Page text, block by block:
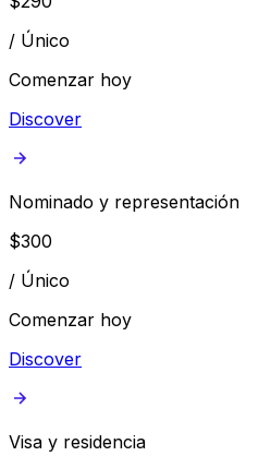
/ Único
Comenzar hoy
Discover
Nominado y representación
$300
/ Único
Comenzar hoy
Discover
Visa y residencia